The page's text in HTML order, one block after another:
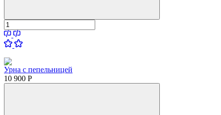
Урна с пепельницей
10 900 Р